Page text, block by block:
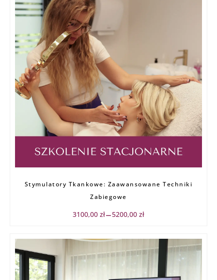
Stymulatory Tkankowe: Zaawansowane Techniki
Zabiegowe
3100,00 zł–5200,00 zł
cen:
do